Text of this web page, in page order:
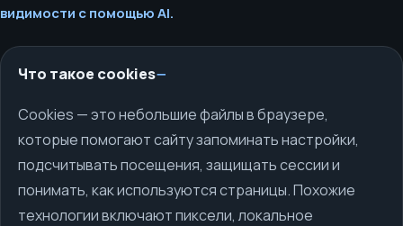
видимости с помощью AI.
Что такое cookies
Cookies — это небольшие файлы в браузере,
которые помогают сайту запоминать настройки,
подсчитывать посещения, защищать сессии и
понимать, как используются страницы. Похожие
технологии включают пиксели, локальное